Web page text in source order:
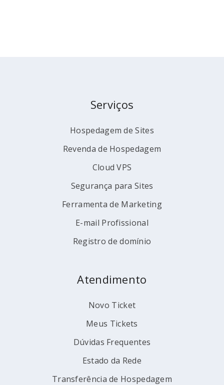
Serviços
Hospedagem de Sites
Revenda de Hospedagem
Cloud VPS
Segurança para Sites
Ferramenta de Marketing
E-mail Profissional
Registro de domínio
Atendimento
Novo Ticket
Meus Tickets
Dúvidas Frequentes
Estado da Rede
Transferência de Hospedagem